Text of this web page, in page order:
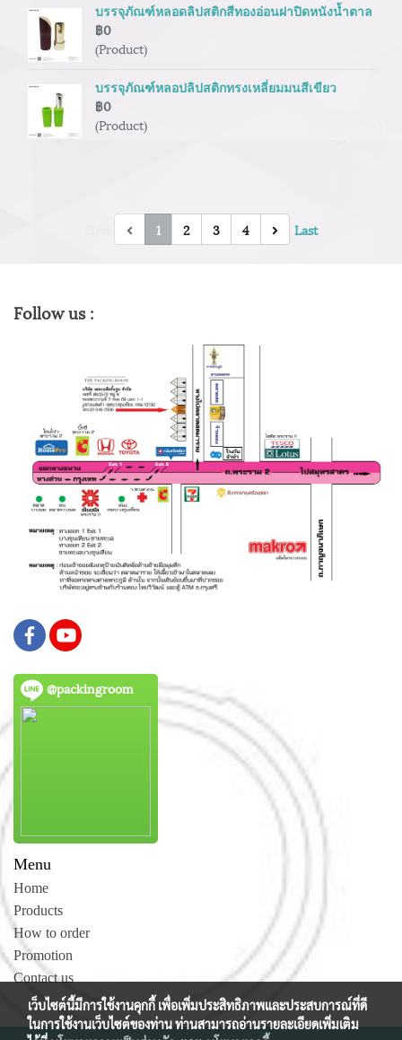
บรรจุภัณฑ์หลอดลิปสติกสีทองอ่อนฝาปิดหนังน้ำตาล
฿0
(Product)
บรรจุภัณฑ์หลอปลิปสติกทรงเหลี่ยมมนสีเขียว
฿0
(Product)
1 2 3 4 Last
Follow us :
@packingroom
Menu
Home
Products
How to order
Promotion
Contact us
เว็บไซต์นี้มีการใช้งานคุกกี้ เพื่อเพิ่มประสิทธิภาพและประสบการณ์ที่ดี
ในการใช้งานเว็บไซต์ของท่าน ท่านสามารถอ่านรายละเอียดเพิ่มเติม